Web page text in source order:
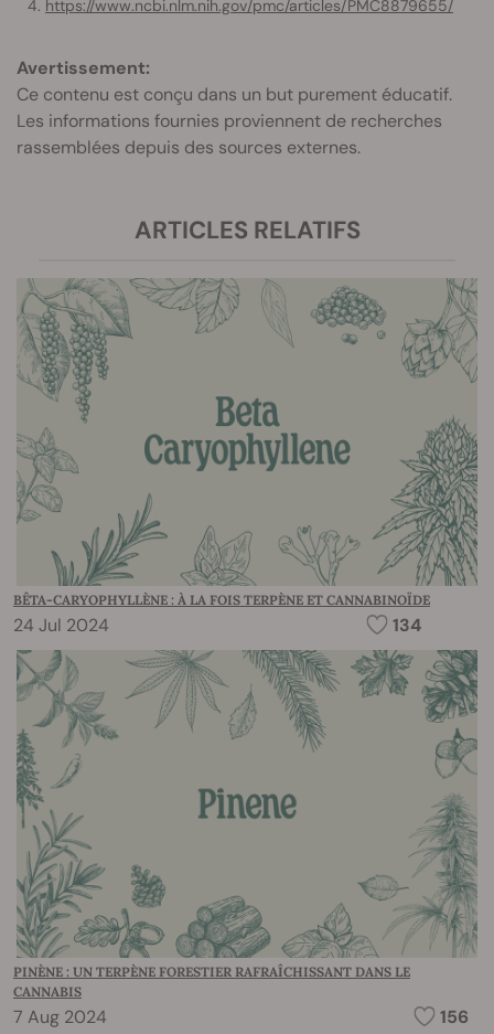
https://www.ncbi.nlm.nih.gov/pmc/articles/PMC8879655/
Avertissement:
Ce contenu est conçu dans un but purement éducatif.
Les informations fournies proviennent de recherches
rassemblées depuis des sources externes.
ARTICLES RELATIFS
BÊTA-CARYOPHYLLÈNE : À LA FOIS TERPÈNE ET CANNABINOÏDE
24 Jul 2024 134
PINÈNE : UN TERPÈNE FORESTIER RAFRAÎCHISSANT DANS LE
CANNABIS
7 Aug 2024 156